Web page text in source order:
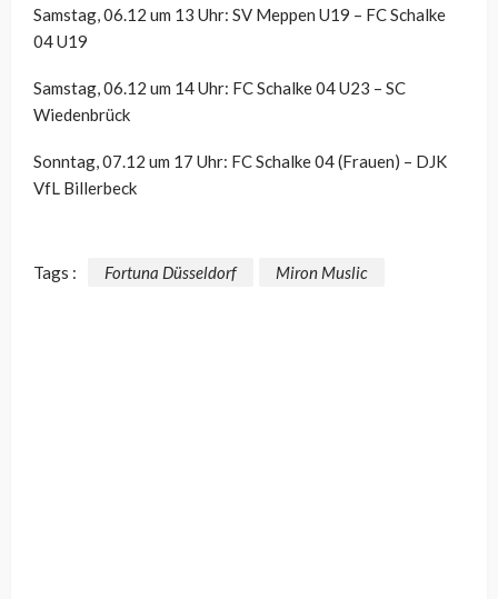
Samstag, 06.12 um 13 Uhr: SV Meppen U19 – FC Schalke
04 U19
Samstag, 06.12 um 14 Uhr: FC Schalke 04 U23 – SC
Wiedenbrück
Sonntag, 07.12 um 17 Uhr: FC Schalke 04 (Frauen) – DJK
VfL Billerbeck
Tags : Fortuna Düsseldorf Miron Muslic